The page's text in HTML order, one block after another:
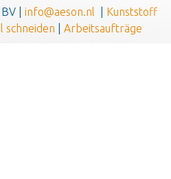
| info@aeson.nl
Kunststoff
schneiden Arbeitsaufträge